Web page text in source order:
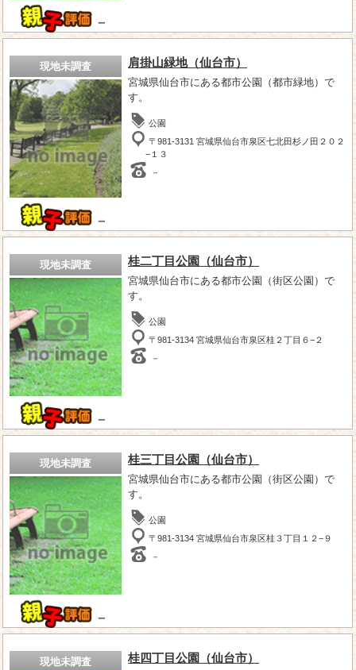
－
現地未調査
－
肩掛山緑地（仙台市）
宮城県仙台市にある都市公園（都市緑地）で
す。
公園
〒981-3131 宮城県仙台市泉区七北田杉ノ田２０２
−１３
－
現地未調査
－
桂二丁目公園（仙台市）
宮城県仙台市にある都市公園（街区公園）で
す。
公園
〒981-3134 宮城県仙台市泉区桂２丁目６−２
－
現地未調査
－
桂三丁目公園（仙台市）
宮城県仙台市にある都市公園（街区公園）で
す。
公園
〒981-3134 宮城県仙台市泉区桂３丁目１２−９
－
現地未調査 桂四丁目公園（仙台市）